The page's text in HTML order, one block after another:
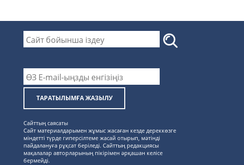
ТАРАТЫЛЫМҒА ЖАЗЫЛУ
Сайттың саясаты
Сайт материалдарымен жұмыс жасаған кезде дереккөзге
міндетті түрде гиперсілтеме жасай отырып, мәтінді
пайдалануға рұқсат беріледі. Сайттың редакциясы
мақалалар авторларының пікірімен әрқашан келісе
бермейді.